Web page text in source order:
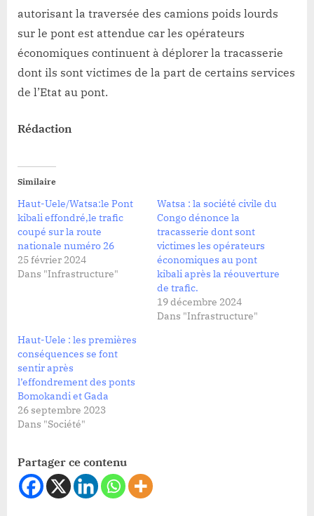
autorisant la traversée des camions poids lourds
sur le pont est attendue car les opérateurs
économiques continuent à déplorer la tracasserie
dont ils sont victimes de la part de certains services
de l’Etat au pont.
Rédaction
Similaire
Haut-Uele/Watsa:le Pont
kibali effondré,le trafic
coupé sur la route
nationale numéro 26
25 février 2024
Dans "Infrastructure"
Watsa : la société civile du
Congo dénonce la
tracasserie dont sont
victimes les opérateurs
économiques au pont
kibali après la réouverture
de trafic.
19 décembre 2024
Dans "Infrastructure"
Haut-Uele : les premières
conséquences se font
sentir après
l’effondrement des ponts
Bomokandi et Gada
26 septembre 2023
Dans "Société"
Partager ce contenu